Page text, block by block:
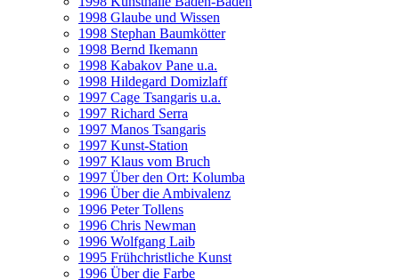
1998 Glaube und Wissen
1998 Stephan Baumkötter
1998 Bernd Ikemann
1998 Kabakov Pane u.a.
1998 Hildegard Domizlaff
1997 Cage Tsangaris u.a.
1997 Richard Serra
1997 Manos Tsangaris
1997 Kunst-Station
1997 Klaus vom Bruch
1997 Über den Ort: Kolumba
1996 Über die Ambivalenz
1996 Peter Tollens
1996 Chris Newman
1996 Wolfgang Laib
1995 Frühchristliche Kunst
1996 Über die Farbe